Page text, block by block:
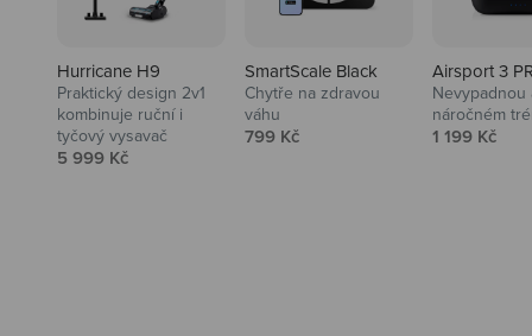
Hurricane H9
Praktický design 2v1
kombinuje ruční i
tyčový vysavač
Prodejní cena
5 999 Kč
SmartScale Black
Chytře na zdravou
váhu
Prodejní cena
799 Kč
Airsport 3
Nevypadnou
náročném
Prodejní cena
1 199 Kč